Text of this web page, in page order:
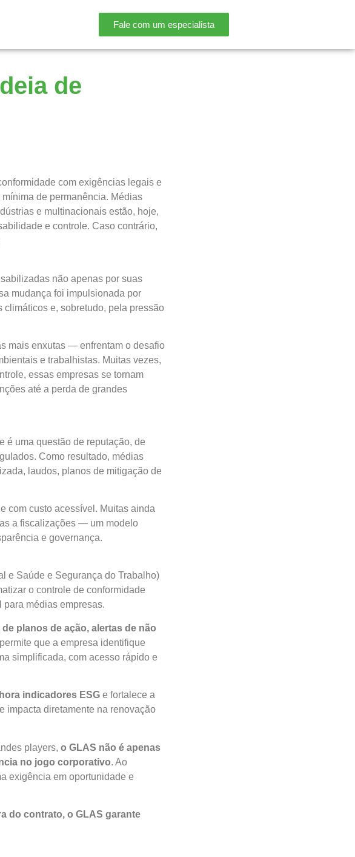
Fale com um especialista
de
com exigências legais e
de permanência. Médias
e multinacionais estão, hoje,
e controle. Caso contrário,
não apenas por suas
mudança foi impulsionada por
e, sobretudo, pela pressão
mais enxutas — enfrentam o desafio
e trabalhistas. Muitas vezes,
essas empresas se tornam
até a perda de grandes
é uma questão de reputação, de
Como resultado, médias
laudos, planos de mitigação de
com custo acessível. Muitas ainda
a fiscalizações — um modelo
e governança.
e Saúde e Segurança do Trabalho)
o controle de conformidade
para médias empresas.
planos de ação, alertas de não
que a empresa identifique
simplificada, com acesso rápido e
indicadores ESG e fortalece a
impacta diretamente na renovação
players, o GLAS não é apenas
no jogo corporativo. Ao
exigência em oportunidade e
do contrato, o GLAS garante